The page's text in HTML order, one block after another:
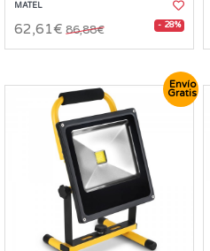
MATEL
62,61€ 86,88€ - 28%
Envío
Gratis